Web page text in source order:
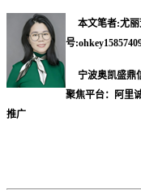
本文笔者:尤丽
号
宁波奥凯盛鼎
聚焦平台：阿里
推广